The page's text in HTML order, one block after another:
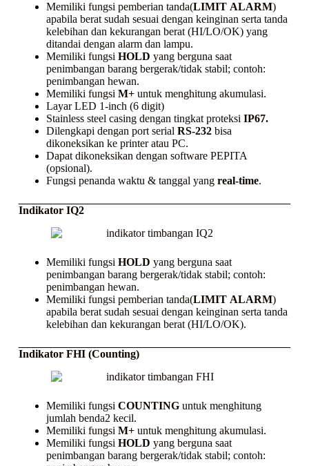
Memiliki fungsi pemberian tanda(LIMIT ALARM)
apabila berat sudah sesuai dengan keinginan serta tanda
kelebihan dan kekurangan berat (HI/LO/OK) yang
ditandai dengan alarm dan lampu.
Memiliki fungsi HOLD yang berguna saat
penimbangan barang bergerak/tidak stabil; contoh:
penimbangan hewan.
Memiliki fungsi M+ untuk menghitung akumulasi.
Layar LED 1-inch (6 digit)
Stainless steel casing dengan tingkat proteksi IP67.
Dilengkapi dengan port serial RS-232bisa
dikoneksikan ke printeratau PC.
Dapat dikoneksikan dengan software PEPITA
(opsional).
Fungsi penanda waktu & tanggal yang real-time.
Indikator IQ2
Memiliki fungsi HOLD yang berguna saat
penimbangan barang bergerak/tidak stabil; contoh:
penimbangan hewan.
Memiliki fungsi pemberian tanda(LIMIT ALARM)
apabila berat sudah sesuai dengan keinginan serta tanda
kelebihan dan kekurangan berat (HI/LO/OK).
Indikator FHI (Counting)
Memiliki fungsi COUNTING untuk menghitung
jumlah benda2 kecil.
Memiliki fungsi M+ untuk menghitung akumulasi.
Memiliki fungsi HOLD yang berguna saat
penimbangan barang bergerak/tidak stabil; contoh: